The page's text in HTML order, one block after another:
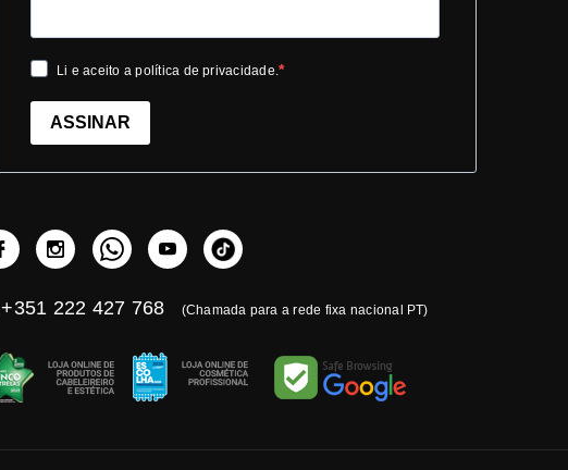
Li e aceito a política de privacidade.
ASSINAR
+351 222 427 768 (Chamada para a rede fixa nacional PT)